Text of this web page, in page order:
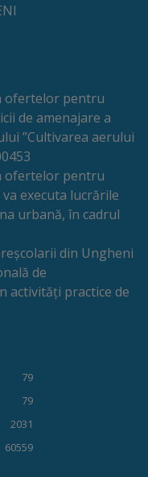
ofertelor pentru
de amenajare a
”Cultivarea aerului
ofertelor pentru
executa lucrările
urbană, în cadrul
din Ungheni
de
activități practice de
79
79
2031
60559